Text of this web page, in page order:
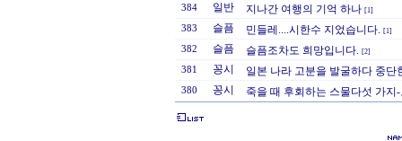
384 일반 지나간 여행의 기억 하나 [1]
383 슬픔 민들레....시한수 지었습니다. [1]
382 슬픔 슬픔조차도 희망입니다. [2]
381 꽁시 일본 나라 고분을 발굴하다 중단
380 꽁시 죽을 때 후회하는 스물다섯 가지